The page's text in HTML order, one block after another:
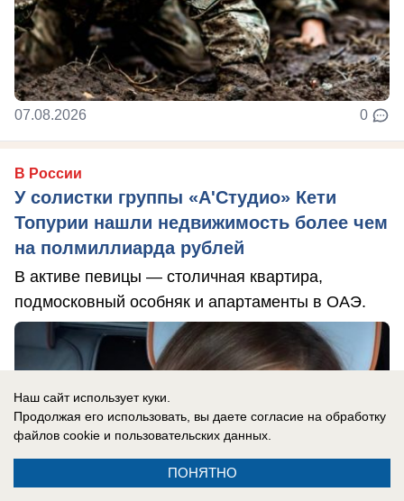
07.08.2026 0
В России
У солистки группы «А'Студио» Кети
Топурии нашли недвижимость более чем
на полмиллиарда рублей
В активе певицы — столичная квартира,
подмосковный особняк и апартаменты в ОАЭ.
Наш сайт использует куки.
Продолжая его использовать, вы даете согласие на обработку
файлов cookie и пользовательских данных.
ПОНЯТНО